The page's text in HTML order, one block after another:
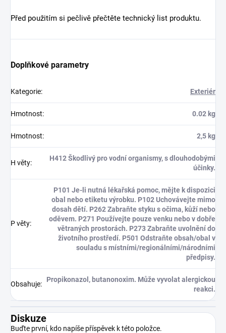
Před použitím si pečlivě přečtěte technický list produktu.
Doplňkové parametry
Kategorie: Exteriér
Hmotnost: 0.02 kg
Hmotnost: 2,5 kg
H věty:
H412 Škodlivý pro vodní organismy, s dlouhodobými
účinky.
P věty:
P101 Je-li nutná lékařská pomoc, mějte k dispozici
obal nebo etiketu výrobku. P102 Uchovávejte mimo
dosah dětí. P262 Zabraňte styku s očima, kůží nebo
oděvem. P271 Používejte pouze venku nebo v dobře
větraných prostorách. P273 Zabraňte uvolnění do
životního prostředí. P501 Odstraňte obsah/obal v
souladu s místními/regionálními/národními
předpisy.
Obsahuje:
Propikonazol, butanonoxim. Může vyvolat alergickou
reakci.
Diskuze
Buďte první, kdo napíše příspěvek k této položce.